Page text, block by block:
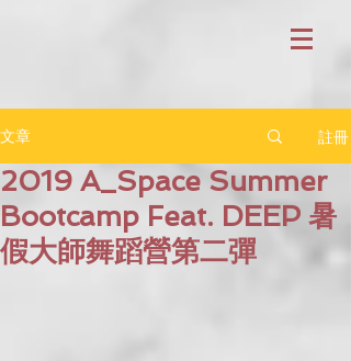
文章 註冊
2019 A_Space Summer
Bootcamp Feat. DEEP 暑
假大師舞蹈營第二彈